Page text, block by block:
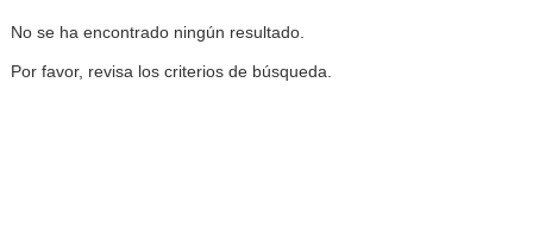
No se ha encontrado ningún resultado.
Por favor, revisa los criterios de búsqueda.